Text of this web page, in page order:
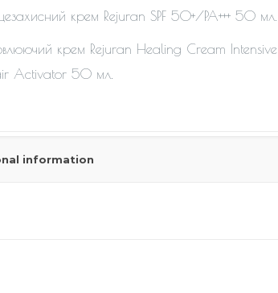
крем Rejuran SPF 50+/PA+++ 50 мл.
крем Rejuran Healing Cream Intensive
Activator 50 мл.
information